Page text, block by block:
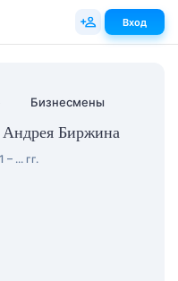
Бизнесмены
Андрея Биржина
– ... гг.
Вход